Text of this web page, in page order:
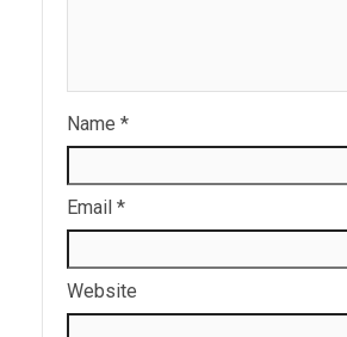
Name *
Email *
Website